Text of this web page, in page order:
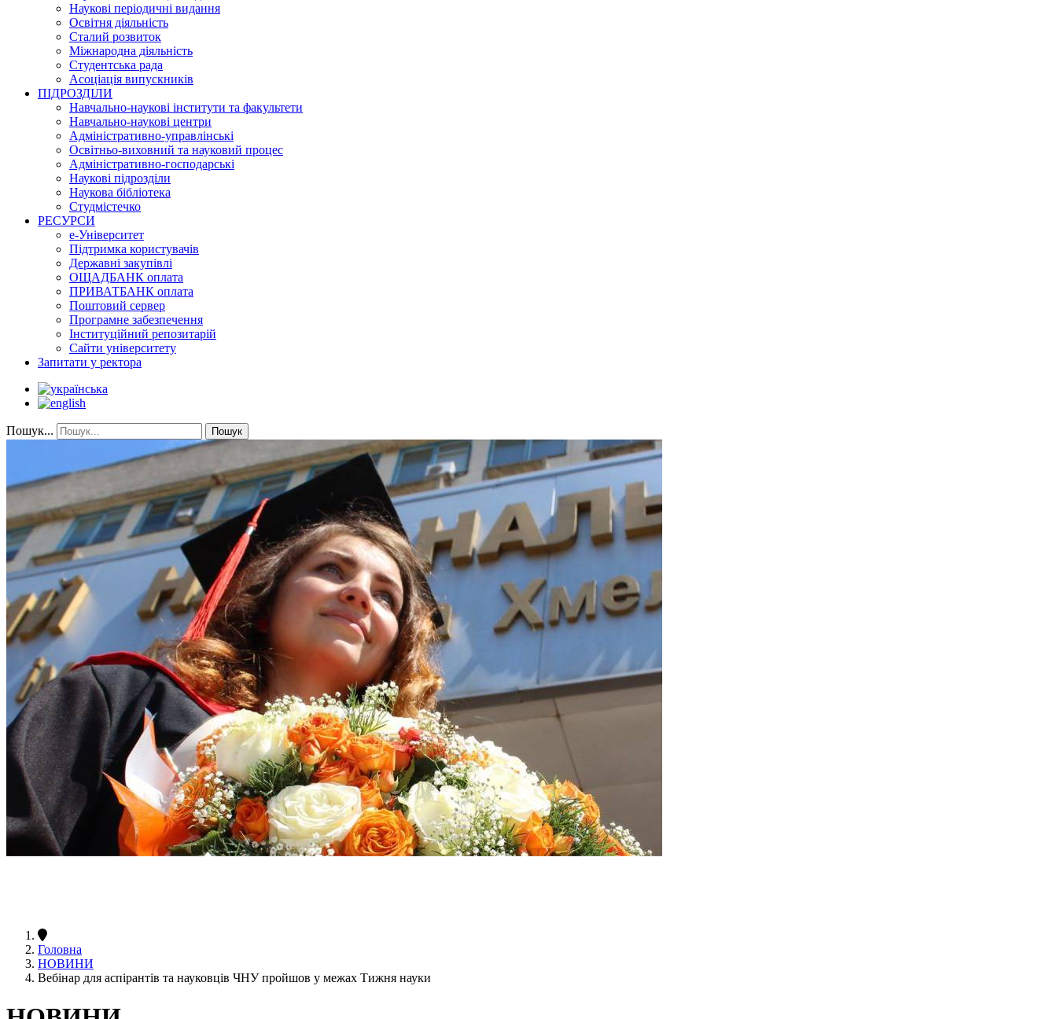
Наукові періодичні видання
Освітня діяльність
Сталий розвиток
Міжнародна діяльність
Студентська рада
Асоціація випускників
ПІДРОЗДІЛИ
Навчально-наукові інститути та факультети
Навчально-наукові центри
Адміністративно-управлінські
Освітньо-виховний та науковий процес
Адміністративно-господарські
Наукові підрозділи
Наукова бібліотека
Студмістечко
РЕСУРСИ
е-Університет
Підтримка користувачів
Державні закупівлі
ОЩАДБАНК оплата
ПРИВАТБАНК оплата
Поштовий сервер
Програмне забезпечення
Інституційний репозитарій
Сайти університету
Запитати у ректора
Пошук... Пошук
Головна
НОВИНИ
Вебінар для аспірантів та науковців ЧНУ пройшов у межах Тижня науки